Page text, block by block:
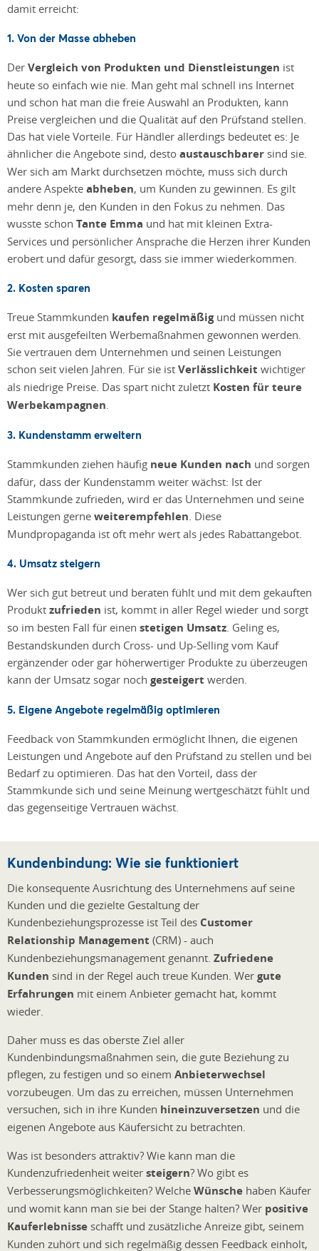
damit erreicht:
1. Von der Masse abheben
Der Vergleich von Produkten und Dienstleistungen ist
heute so einfach wie nie. Man geht mal schnell ins Internet
und schon hat man die freie Auswahl an Produkten, kann
Preise vergleichen und die Qualität auf den Prüfstand stellen.
Das hat viele Vorteile. Für Händler allerdings bedeutet es: Je
ähnlicher die Angebote sind, desto austauschbarer sind sie.
Wer sich am Markt durchsetzen möchte, muss sich durch
andere Aspekte abheben, um Kunden zu gewinnen. Es gilt
mehr denn je, den Kunden in den Fokus zu nehmen. Das
wusste schon Tante Emma und hat mit kleinen Extra-
Services und persönlicher Ansprache die Herzen ihrer Kunden
erobert und dafür gesorgt, dass sie immer wiederkommen.
2. Kosten sparen
Treue Stammkunden kaufen regelmäßigund müssen nicht
erst mit ausgefeilten Werbemaßnahmen gewonnen werden.
Sie vertrauen dem Unternehmen und seinen Leistungen
schon seit vielen Jahren. Für sie ist Verlässlichkeit wichtiger
als niedrige Preise. Das spart nicht zuletzt Kosten für teure
Werbekampagnen
3. Kundenstamm erweitern
Stammkunden ziehen häufig neue Kunden nach und sorgen
dafür, dass der Kundenstamm weiter wächst: Ist der
Stammkunde zufrieden, wird er das Unternehmen und seine
Leistungen gerne weiterempfehlen . Diese
Mundpropaganda ist oft mehr wert als jedes Rabattangebot.
4. Umsatz steigern
Wer sich gut betreut und beraten fühlt und mit dem gekauften
Produkt zufrieden ist, kommt in aller Regel wieder und sorgt
so im besten Fall für einen stetigen Umsatz . Geling es,
Bestandskunden durch Cross- und Up-Selling vom Kauf
ergänzender oder gar höherwertiger Produkte zu überzeugen
kann der Umsatz sogar noch gesteigert werden.
5. Eigene Angebote regelmäßig optimieren
Feedback von Stammkunden ermöglicht Ihnen, die eigenen
Leistungen und Angebote auf den Prüfstand zu stellen und bei
Bedarf zu optimieren. Das hat den Vorteil, dass der
Stammkunde sich und seine Meinung wertgeschätzt fühlt und
das gegenseitige Vertrauen wächst.
Kundenbindung: Wie sie funktioniert
Die konsequente Ausrichtung des Unternehmens auf seine
Kunden und die gezielte Gestaltung der
Kundenbeziehungsprozesse ist Teil des Customer
Relationship Management (CRM) - auch
Kundenbeziehungsmanagement genannt. Zufriedene
Kunden sind in der Regel auch treue Kunden. Wer gute
Erfahrungen mit einem Anbieter gemacht hat, kommt
wieder.
Daher muss es das oberste Ziel aller
Kundenbindungsmaßnahmen sein, die gute Beziehung zu
pflegen, zu festigen und so einem Anbieterwechsel
vorzubeugen. Um das zu erreichen, müssen Unternehmen
versuchen, sich in ihre Kunden hineinzuversetzen und die
eigenen Angebote aus Käufersicht zu betrachten.
Was ist besonders attraktiv? Wie kann man die
Kundenzufriedenheit weiter steigern? Wo gibt es
Verbesserungsmöglichkeiten? Welche Wünsche haben Käufer
und womit kann man sie bei der Stange halten? Wer positive
Kauferlebnisse schafft und zusätzliche Anreize gibt, seinem
Kunden zuhört und sich regelmäßig dessen Feedback einholt,